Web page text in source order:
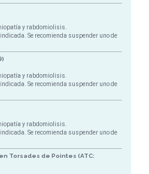
y rabdomiolisis.
Se recomienda suspender uno de
y rabdomiolisis.
Se recomienda suspender uno de
y rabdomiolisis.
Se recomienda suspender uno de
Torsades de Pointes (ATC: